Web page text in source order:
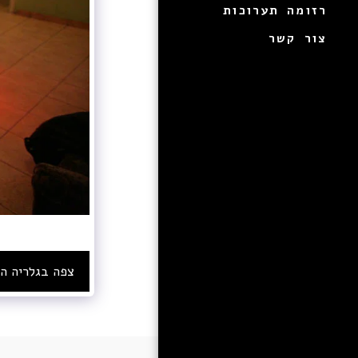
רזומה תערוכות
צור קשר
צפה בגלריה